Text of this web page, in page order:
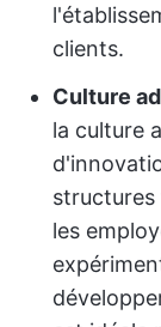
clients.
Culture
la culture
structures
les